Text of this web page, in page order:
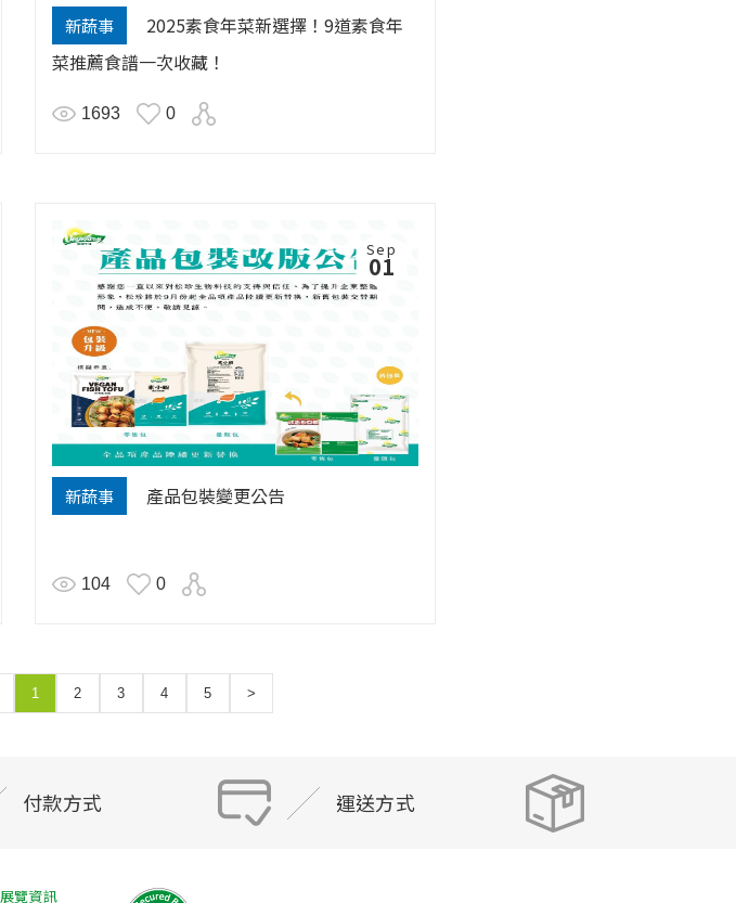
新蔬事
2025素食年菜新選擇！9道素食年
菜推薦食譜一次收藏！
1693 0
Sep
01
新蔬事 產品包裝變更公告
104 0
1 2 3 4 5 >
付款方式 運送方式
展覽資訊